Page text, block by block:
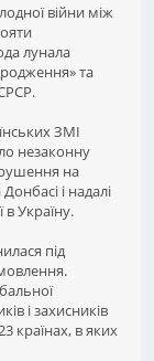
війни між
лунала
та
ЗМІ
незаконну
на
і надалі
Україну.
під
і захисників
країнах, в яких